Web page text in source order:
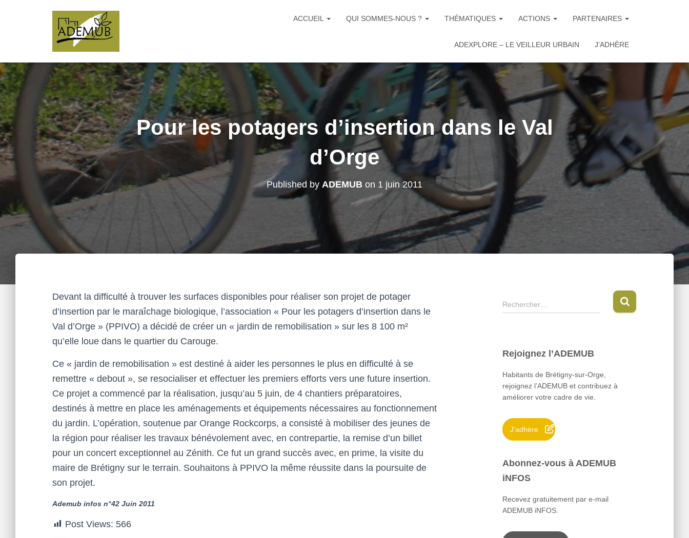
ACCUEIL QUI SOMMES-NOUS ? THÉMATIQUES ACTIONS PARTENAIRES
ADEXPLORE – LE VEILLEUR URBAIN J’ADHÈRE
Pour les potagers d’insertion dans le Val
d’Orge
Published by ADEMUB on 1 juin 2011
Devant la difficulté à trouver les surfaces disponibles pour réaliser son projet de potager
d’insertion par le maraîchage biologique, l’association « Pour les potagers d’insertion dans le
Val d’Orge » (PPIVO) a décidé de créer un « jardin de remobilisation » sur les 8 100 m²
qu’elle loue dans le quartier du Carouge.
Ce « jardin de remobilisation » est destiné à aider les personnes le plus en difficulté à se
remettre « debout », se resocialiser et effectuer les premiers efforts vers une future insertion.
Ce projet a commencé par la réalisation, jusqu’au 5 juin, de 4 chantiers préparatoires,
destinés à mettre en place les aménagements et équipements nécessaires au fonctionnement
du jardin. L’opération, soutenue par Orange Rockcorps, a consisté à mobiliser des jeunes de
la région pour réaliser les travaux bénévolement avec, en contrepartie, la remise d’un billet
pour un concert exceptionnel au Zénith. Ce fut un grand succès avec, en prime, la visite du
maire de Brétigny sur le terrain. Souhaitons à PPIVO la même réussite dans la poursuite de
son projet.
Ademub infos n°42 Juin 2011
Post Views: 566
R
e
r
h
e
r
:
Rechercher…
Rejoignez l’ADEMUB
Habitants de Brétigny-sur-Orge,
rejoignez l’ADEMUB et contribuez à
améliorer votre cadre de vie.
J'adhère
Abonnez-vous à ADEMUB
iNFOS
Recevez gratuitement par e-mail
ADEMUB iNFOS.